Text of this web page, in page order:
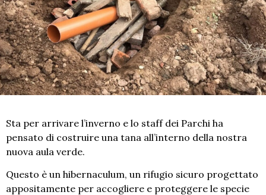
Sta per arrivare l’inverno e lo staff dei Parchi ha
pensato di costruire una tana all’interno della nostra
nuova aula verde.
Questo è un hibernaculum, un rifugio sicuro progettato
appositamente per accogliere e proteggere le specie